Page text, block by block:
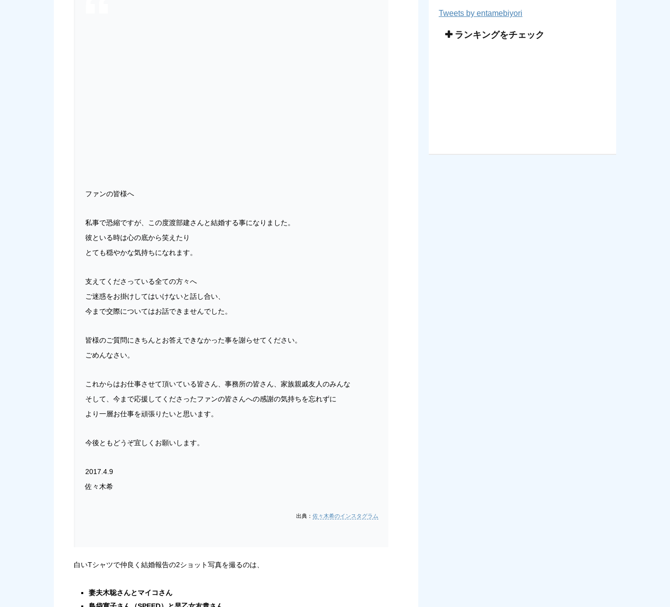
ファンの皆様へ
私事で恐縮ですが、この度渡部建さんと結婚する事になりました。
彼といる時は心の底から笑えたり
とても穏やかな気持ちになれます。
支えてくださっている全ての方々へ
ご迷惑をお掛けしてはいけないと話し合い、
今まで交際についてはお話できませんでした。
皆様のご質問にきちんとお答えできなかった事を謝らせてください。
ごめんなさい。
これからはお仕事させて頂いている皆さん、事務所の皆さん、家族親戚友人のみんな
そして、今まで応援してくださったファンの皆さんへの感謝の気持ちを忘れずに
より一層お仕事を頑張りたいと思います。
今後ともどうぞ宜しくお願いします。
2017.4.9
佐々木希
出典： 佐々木希のインスタグラム
白いTシャツで仲良く結婚報告の2ショット写真を撮るのは、
妻夫木聡さんとマイコさん
Tweets by entamebiyori
ランキングをチェック